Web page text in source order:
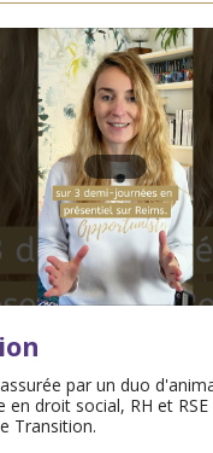
par un duo
en droit social, RH et
Transition.